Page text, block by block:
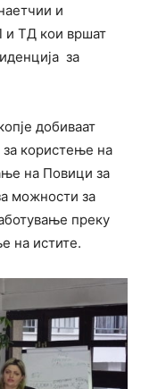
и
и ТД кои вршат
за
добиваат
користење на
на Повици за
можности за
преку
на истите.